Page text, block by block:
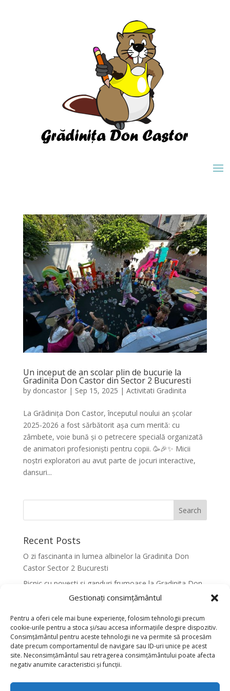
Gestionați consimțământul
Pentru a oferi cele mai bune experiențe, folosim tehnologii precum
cookie-urile pentru a stoca și/sau accesa informațiile despre dispozitiv.
Consimțământul pentru aceste tehnologii ne va permite să procesăm
date precum comportamentul de navigare sau ID-uri unice pe acest
site. Neconsimțământul sau retragerea consimțământului poate afecta
negativ anumite caracteristici și funcții.
Un inceput de an scolar plin de bucurie la
Gradinita Don Castor din Sector 2 Bucuresti
by doncastor| Sep 15, 2025 | Activitati Gradinita
La Grădinița Don Castor, începutul noului an școlar
2025-2026 a fost sărbătorit așa cum merită: cu
zâmbete, voie bună și o petrecere specială organizată
de animatori profesioniști pentru copii. 🥳🎉✨ Micii
noștri exploratori au avut parte de jocuri interactive,
dansuri...
Recent Posts
O zi fascinanta in lumea albinelor la Gradinita Don
Castor Sector 2 Bucuresti
Picnic cu povesti si ganduri frumoase la Gradinita Don
Castor Sector 2 Bucuresti
Bucuresti
Activitati senzoriale creative pentru dezvoltarea
armonioasa a copiilor la Gradinita Don Castor Sector 2
Bucuresti